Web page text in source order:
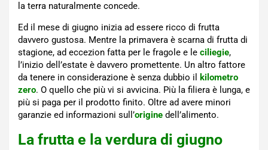
la terra naturalmente concede.
Ed il mese di giugno inizia ad essere ricco di frutta
davvero gustosa. Mentre la primavera è scarna di frutta di
stagione, ad eccezion fatta per le fragole e le ciliegie,
l’inizio dell’estate è davvero promettente. Un altro fattore
da tenere in considerazione è senza dubbio il
kilometro
zero. O quello che più vi si avvicina. Più la filiera è lunga, e
più si paga per il prodotto finito. Oltre ad avere minori
garanzie ed informazioni sull’origine dell’alimento.
La frutta e la verdura di giugno